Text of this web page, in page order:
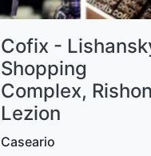
Cofix -
Shopping
Complex,
Lezion
Caseario